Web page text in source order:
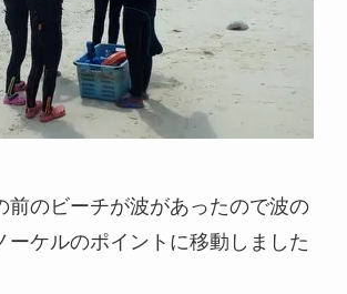
前のビーチが波があったので波の
ーケルのポイントに移動しました